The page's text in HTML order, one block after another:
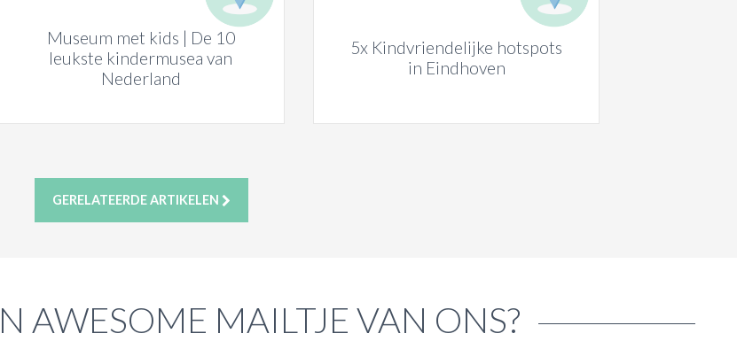
Museum met kids | De 10
leukste kindermusea van
Nederland
5x Kindvriendelijke hotspots
in Eindhoven
GERELATEERDE ARTIKELEN
AWESOME MAILTJE VAN ONS?